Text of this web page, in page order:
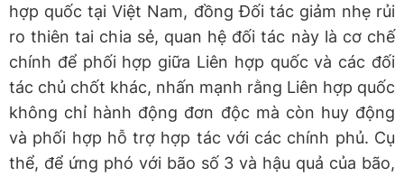
hợp quốc tại Việt Nam, đồng Đối tác giảm nhẹ rủi
ro thiên tai chia sẻ, quan hệ đối tác này là cơ chế
chính để phối hợp giữa Liên hợp quốc và các đối
tác chủ chốt khác, nhấn mạnh rằng Liên hợp quốc
không chỉ hành động đơn độc mà còn huy động
và phối hợp hỗ trợ hợp tác với các chính phủ. Cụ
thể, để ứng phó với bão số 3 và hậu quả của bão,